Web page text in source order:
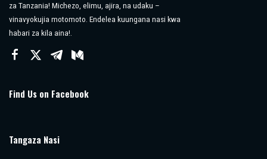
za Tanzania! Michezo, elimu, ajira, na udaku –
vinavyokujia motomoto. Endelea kuungana nasi kwa
habari za kila aina!.
Find Us on Facebook
Tangaza Nasi